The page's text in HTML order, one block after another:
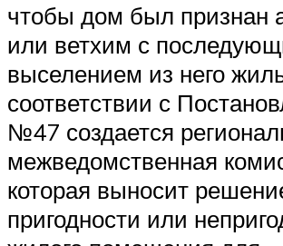
чтобы дом был признан
или ветхим с
выселением из него
соответствии с
№47 создается
межведомственная
которая выносит
пригодности или